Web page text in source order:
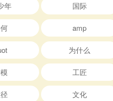
年 国际
amp
为什么
工匠
文化